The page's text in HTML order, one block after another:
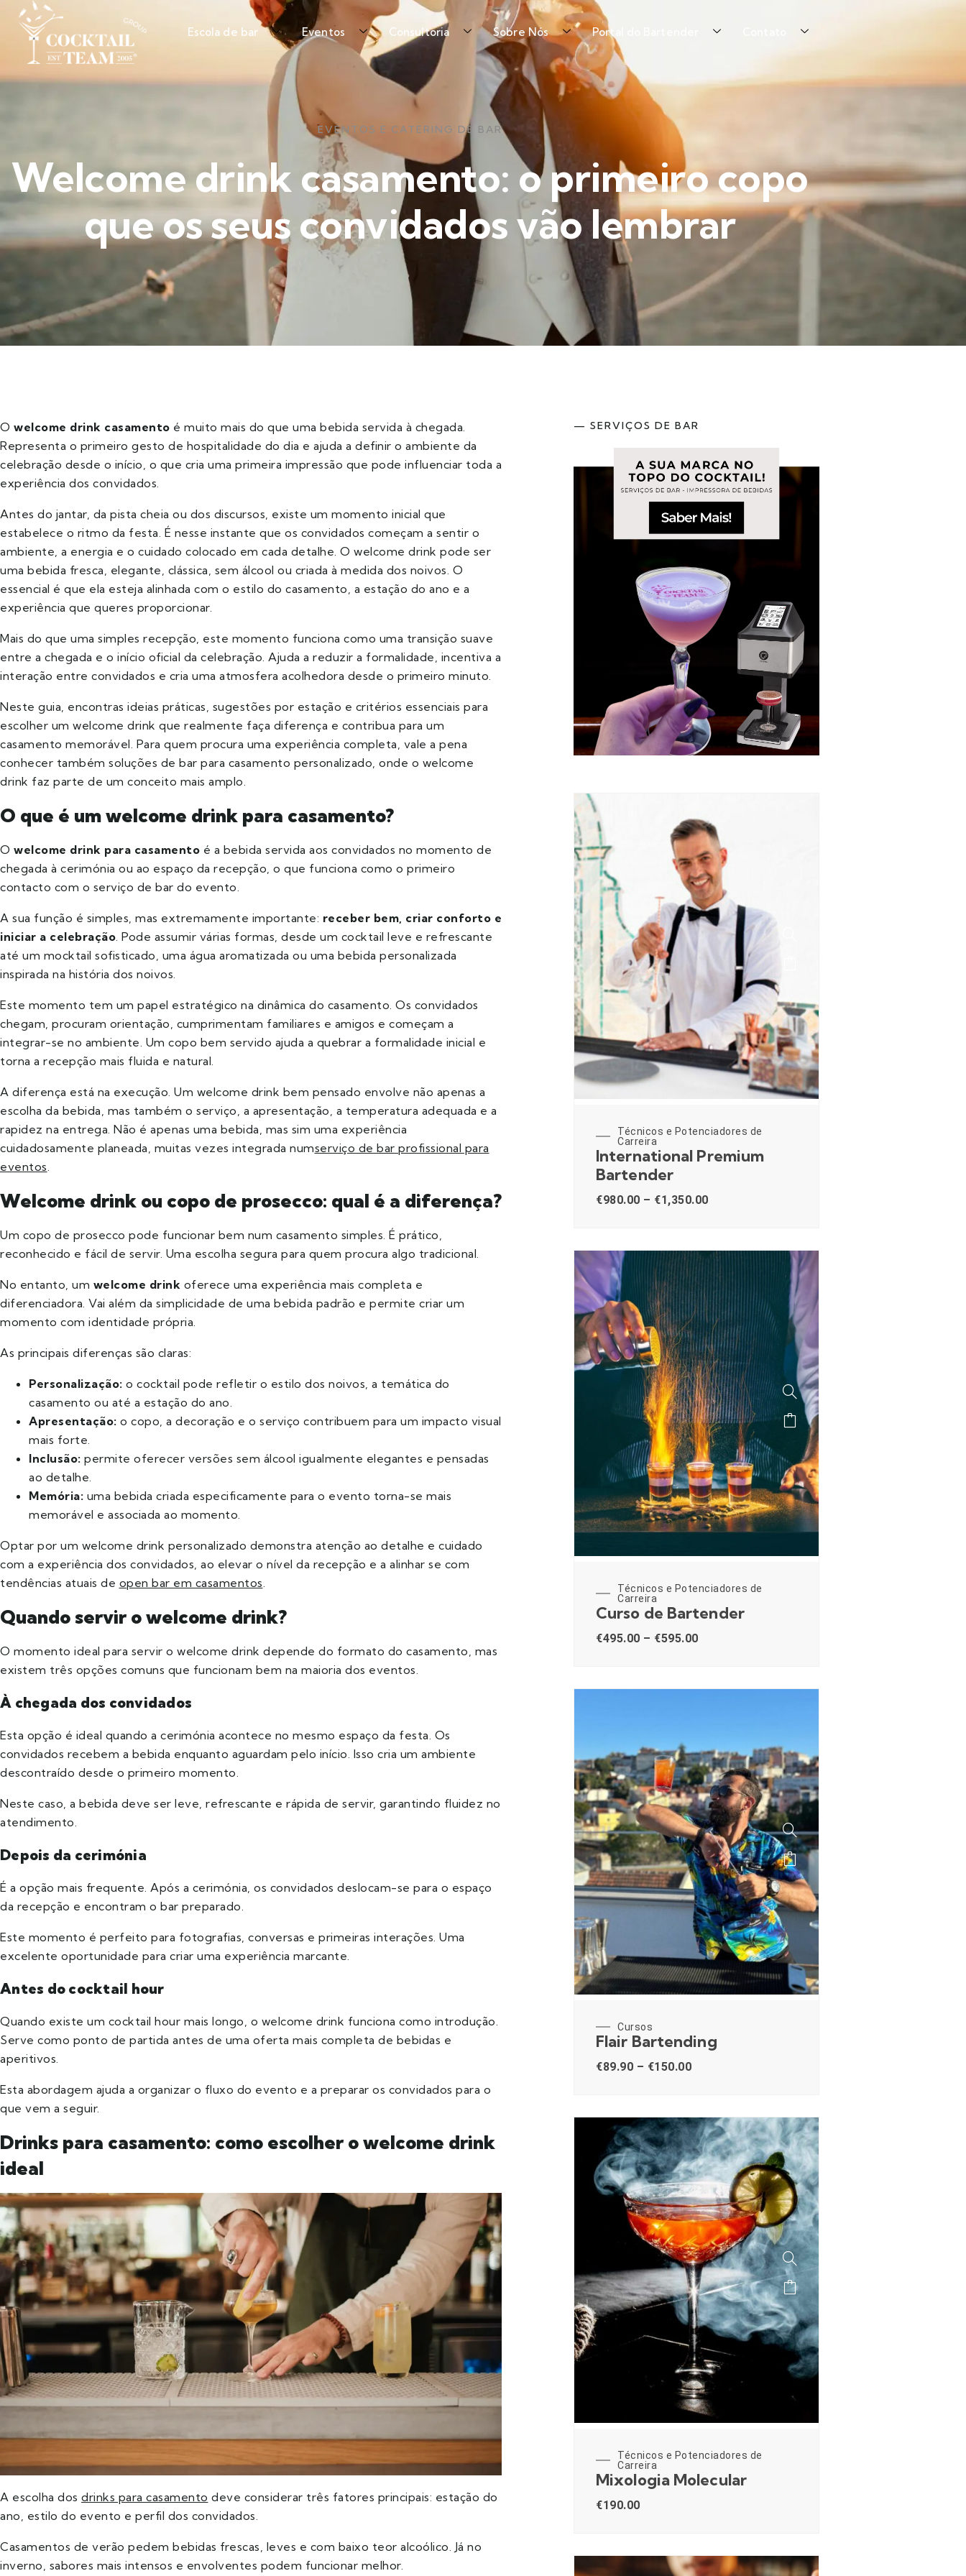
Escola de bar Eventos Consultoria Sobre Nós Portal do Bartender
EVENTOS E CATERING DE BAR
Welcome drink casamento: o primeiro copo
que os seus convidados vão lembrar
O welcome drink casamento é muito mais do que uma bebida servida à chegada.
Representa o primeiro gesto de hospitalidade do dia e ajuda a definir o ambiente da
celebração desde o início, o que cria uma primeira impressão que pode influenciar toda a
experiência dos convidados.
Antes do jantar, da pista cheia ou dos discursos, existe um momento inicial que
estabelece o ritmo da festa. É nesse instante que os convidados começam a sentir o
ambiente, a energia e o cuidado colocado em cada detalhe. O welcome drink pode ser
uma bebida fresca, elegante, clássica, sem álcool ou criada à medida dos noivos. O
essencial é que ela esteja alinhada com o estilo do casamento, a estação do ano e a
experiência que queres proporcionar.
Mais do que uma simples recepção, este momento funciona como uma transição suave
entre a chegada e o início oficial da celebração. Ajuda a reduzir a formalidade, incentiva a
interação entre convidados e cria uma atmosfera acolhedora desde o primeiro minuto.
Neste guia, encontras ideias práticas, sugestões por estação e critérios essenciais para
escolher um welcome drink que realmente faça diferença e contribua para um
casamento memorável. Para quem procura uma experiência completa, vale a pena
conhecer também soluções de bar para casamento personalizado, onde o welcome
drink faz parte de um conceito mais amplo.
O que é um welcome drink para casamento?
O welcome drink para casamento é a bebida servida aos convidados no momento de
chegada à cerimónia ou ao espaço da recepção, o que funciona como o primeiro
contacto com o serviço de bar do evento.
A sua função é simples, mas extremamente importante: receber bem, criar conforto e
iniciar a celebração. Pode assumir várias formas, desde um cocktail leve e refrescante
até um mocktail sofisticado, uma água aromatizada ou uma bebida personalizada
inspirada na história dos noivos.
Este momento tem um papel estratégico na dinâmica do casamento. Os convidados
chegam, procuram orientação, cumprimentam familiares e amigos e começam a
integrar-se no ambiente. Um copo bem servido ajuda a quebrar a formalidade inicial e
torna a recepção mais fluida e natural.
A diferença está na execução. Um welcome drink bem pensado envolve não apenas a
escolha da bebida, mas também o serviço, a apresentação, a temperatura adequada e a
rapidez na entrega. Não é apenas uma bebida, mas sim uma experiência
cuidadosamente planeada, muitas vezes integrada numserviço de bar profissional para
eventos.
Welcome drink ou copo de prosecco: qual é a diferença?
Um copo de prosecco pode funcionar bem num casamento simples. É prático,
reconhecido e fácil de servir. Uma escolha segura para quem procura algo tradicional.
No entanto, um welcome drink oferece uma experiência mais completa e
diferenciadora. Vai além da simplicidade de uma bebida padrão e permite criar um
momento com identidade própria.
As principais diferenças são claras:
Personalização: o cocktail pode refletir o estilo dos noivos, a temática do
casamento ou até a estação do ano.
Apresentação: o copo, a decoração e o serviço contribuem para um impacto visual
mais forte.
Inclusão: permite oferecer versões sem álcool igualmente elegantes e pensadas
ao detalhe.
Memória: uma bebida criada especificamente para o evento torna-se mais
memorável e associada ao momento.
Optar por um welcome drink personalizado demonstra atenção ao detalhe e cuidado
com a experiência dos convidados, ao elevar o nível da recepção e a alinhar se com
tendências atuais de open bar em casamentos.
Quando servir o welcome drink?
O momento ideal para servir o welcome drink depende do formato do casamento, mas
existem três opções comuns que funcionam bem na maioria dos eventos.
À chegada dos convidados
Esta opção é ideal quando a cerimónia acontece no mesmo espaço da festa. Os
convidados recebem a bebida enquanto aguardam pelo início. Isso cria um ambiente
descontraído desde o primeiro momento.
Neste caso, a bebida deve ser leve, refrescante e rápida de servir, garantindo fluidez no
atendimento.
Depois da cerimónia
É a opção mais frequente. Após a cerimónia, os convidados deslocam-se para o espaço
da recepção e encontram o bar preparado.
Este momento é perfeito para fotografias, conversas e primeiras interações. Uma
excelente oportunidade para criar uma experiência marcante.
Antes do cocktail hour
Quando existe um cocktail hour mais longo, o welcome drink funciona como introdução.
Serve como ponto de partida antes de uma oferta mais completa de bebidas e
aperitivos.
Esta abordagem ajuda a organizar o fluxo do evento e a preparar os convidados para o
que vem a seguir.
Drinks para casamento: como escolher o welcome drink
ideal
A escolha dos drinks para casamento deve considerar três fatores principais: estação do
ano, estilo do evento e perfil dos convidados.
Casamentos de verão pedem bebidas frescas, leves e com baixo teor alcoólico. Já no
inverno, sabores mais intensos e envolventes podem funcionar melhor.
— SERVIÇOS DE BAR
Técnicos e Potenciadores de
Carreira
International Premium
Bartender
€980.00 – €1,350.00
Técnicos e Potenciadores de
Carreira
Curso de Bartender
€495.00 – €595.00
Cursos
Flair Bartending
€89.90 – €150.00
Técnicos e Potenciadores de
Carreira
Mixologia Molecular
€190.00